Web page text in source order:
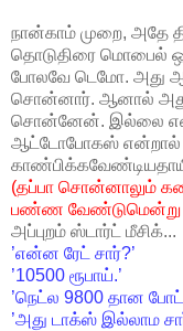
நான்காம் முறை, அதே
தொடுதிரை மொபைல்
போலவே டெமோ. அது
சொன்னார். ஆனால் அது
சொன்னேன். இல்லை என்று
ஆட்டோபோகஸ் என்றால்
(தப்பா சொன்னாலும்
பண்ண வேண்டுமென்று
அப்புறம் ஸ்டார்ட் மீசிக்...
’என்ன ரேட் சார்?’
’10500 ரூபாய்.’
’நெட்ல 9800 தான
’அது டாக்ஸ் இல்லாம